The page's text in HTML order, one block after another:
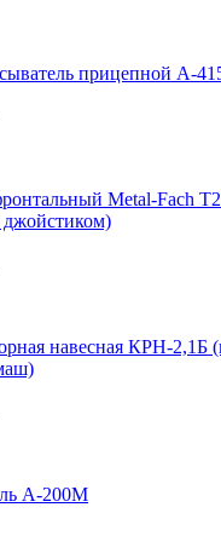
прицепной А-
Metal-Fach
джойстиком)
навесная КРН-2,1Б
А-200М